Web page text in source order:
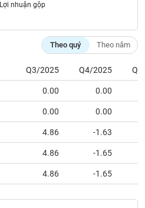
Lợi nhuận gộp
Theo quý Theo năm
Q3/2025 Q4/2025
0.00 0.00
0.00 0.00
4.86 -1.63
4.86 -1.65
4.86 -1.65
Người liên quan